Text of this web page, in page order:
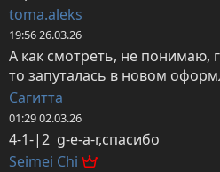
toma.aleks
19:56 26.03.26
А как смотреть, не понимаю,
то запуталась в новом
Сагитта
01:29 02.03.26
4-1-|2  g-e-a-r,спасибо
Seimei Chi